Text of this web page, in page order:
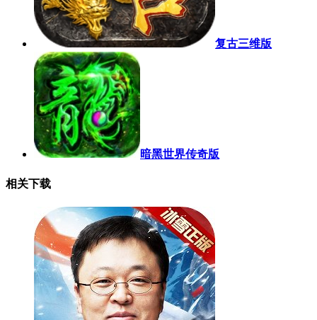
复古三维版
暗黑世界传奇版
相关下载